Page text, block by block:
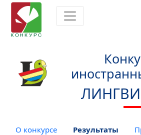
О конкурсе Результаты